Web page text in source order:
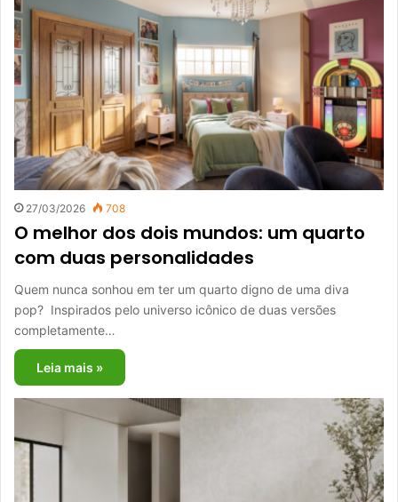
27/03/2026 708
O melhor dos dois mundos: um quarto
com duas personalidades
Quem nunca sonhou em ter um quarto digno de uma diva
pop? Inspirados pelo universo icônico de duas versões
completamente…
Leia mais »